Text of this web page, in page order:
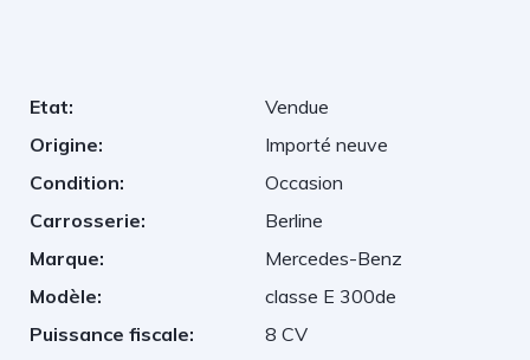
Etat:
Vendue
Origine:
Importé neuve
Condition:
Occasion
Carrosserie:
Berline
Marque:
Mercedes-Benz
Modèle:
classe E 300de
Puissance fiscale:
8 CV